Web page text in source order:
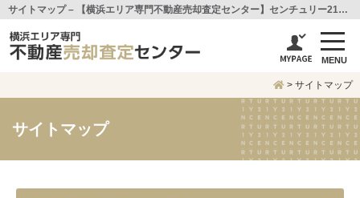
サイトマップ – 【横浜エリア専門不動産売却査定センター】センチュリー21アイ建設
MENU
> サイトマップ
サイトマップ